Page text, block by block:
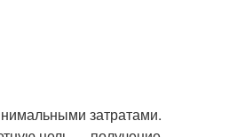
затратами.